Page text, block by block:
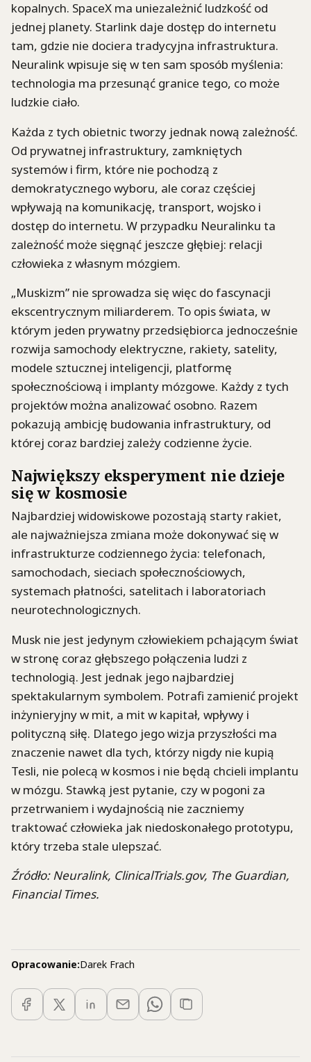
kopalnych. SpaceX ma uniezależnić ludzkość od
jednej planety. Starlink daje dostęp do internetu
tam, gdzie nie dociera tradycyjna infrastruktura.
Neuralink wpisuje się w ten sam sposób myślenia:
technologia ma przesunąć granice tego, co może
ludzkie ciało.
Każda z tych obietnic tworzy jednak nową zależność.
Od prywatnej infrastruktury, zamkniętych
systemów i firm, które nie pochodzą z
demokratycznego wyboru, ale coraz częściej
wpływają na komunikację, transport, wojsko i
dostęp do internetu. W przypadku Neuralinku ta
zależność może sięgnąć jeszcze głębiej: relacji
człowieka z własnym mózgiem.
„Muskizm” nie sprowadza się więc do fascynacji
ekscentrycznym miliarderem. To opis świata, w
którym jeden prywatny przedsiębiorca jednocześnie
rozwija samochody elektryczne, rakiety, satelity,
modele sztucznej inteligencji, platformę
społecznościową i implanty mózgowe. Każdy z tych
projektów można analizować osobno. Razem
pokazują ambicję budowania infrastruktury, od
której coraz bardziej zależy codzienne życie.
Największy eksperyment nie dzieje
się w kosmosie
Najbardziej widowiskowe pozostają starty rakiet,
ale najważniejsza zmiana może dokonywać się w
infrastrukturze codziennego życia: telefonach,
samochodach, sieciach społecznościowych,
systemach płatności, satelitach i laboratoriach
neurotechnologicznych.
Musk nie jest jedynym człowiekiem pchającym świat
w stronę coraz głębszego połączenia ludzi z
technologią. Jest jednak jego najbardziej
spektakularnym symbolem. Potrafi zamienić projekt
inżynieryjny w mit, a mit w kapitał, wpływy i
polityczną siłę. Dlatego jego wizja przyszłości ma
znaczenie nawet dla tych, którzy nigdy nie kupią
Tesli, nie polecą w kosmos i nie będą chcieli implantu
w mózgu. Stawką jest pytanie, czy w pogoni za
przetrwaniem i wydajnością nie zaczniemy
traktować człowieka jak niedoskonałego prototypu,
który trzeba stale ulepszać.
Źródło: Neuralink, ClinicalTrials.gov, The Guardian,
Financial Times.
Opracowanie:Darek Frach